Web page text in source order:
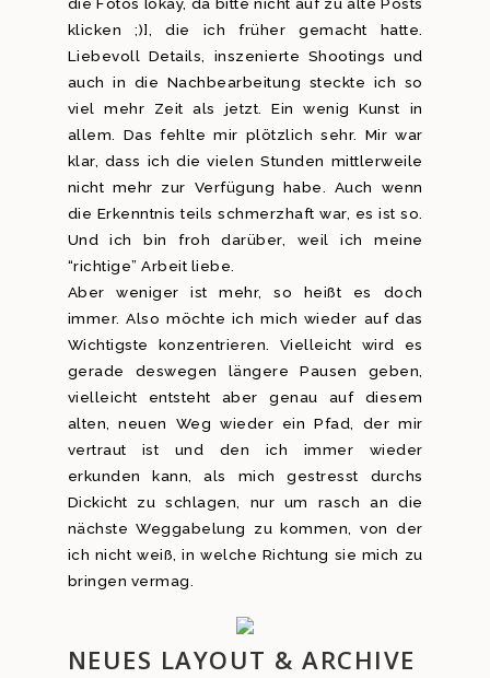
klicken ;)], die ich früher gemacht hatte.
Liebevoll Details, inszenierte Shootings und
auch in die Nachbearbeitung steckte ich so
viel mehr Zeit als jetzt. Ein wenig Kunst in
allem. Das fehlte mir plötzlich sehr. Mir war
klar, dass ich die vielen Stunden mittlerweile
nicht mehr zur Verfügung habe. Auch wenn
die Erkenntnis teils schmerzhaft war, es ist so.
Und ich bin froh darüber, weil ich meine
“richtige” Arbeit liebe.
Aber weniger ist mehr, so heißt es doch
immer. Also möchte ich mich wieder auf das
Wichtigste konzentrieren. Vielleicht wird es
gerade deswegen längere Pausen geben,
vielleicht entsteht aber genau auf diesem
alten, neuen Weg wieder ein Pfad, der mir
vertraut ist und den ich immer wieder
erkunden kann, als mich gestresst durchs
Dickicht zu schlagen, nur um rasch an die
nächste Weggabelung zu kommen, von der
ich nicht weiß, in welche Richtung sie mich zu
bringen vermag.
NEUES LAYOUT & ARCHIVE